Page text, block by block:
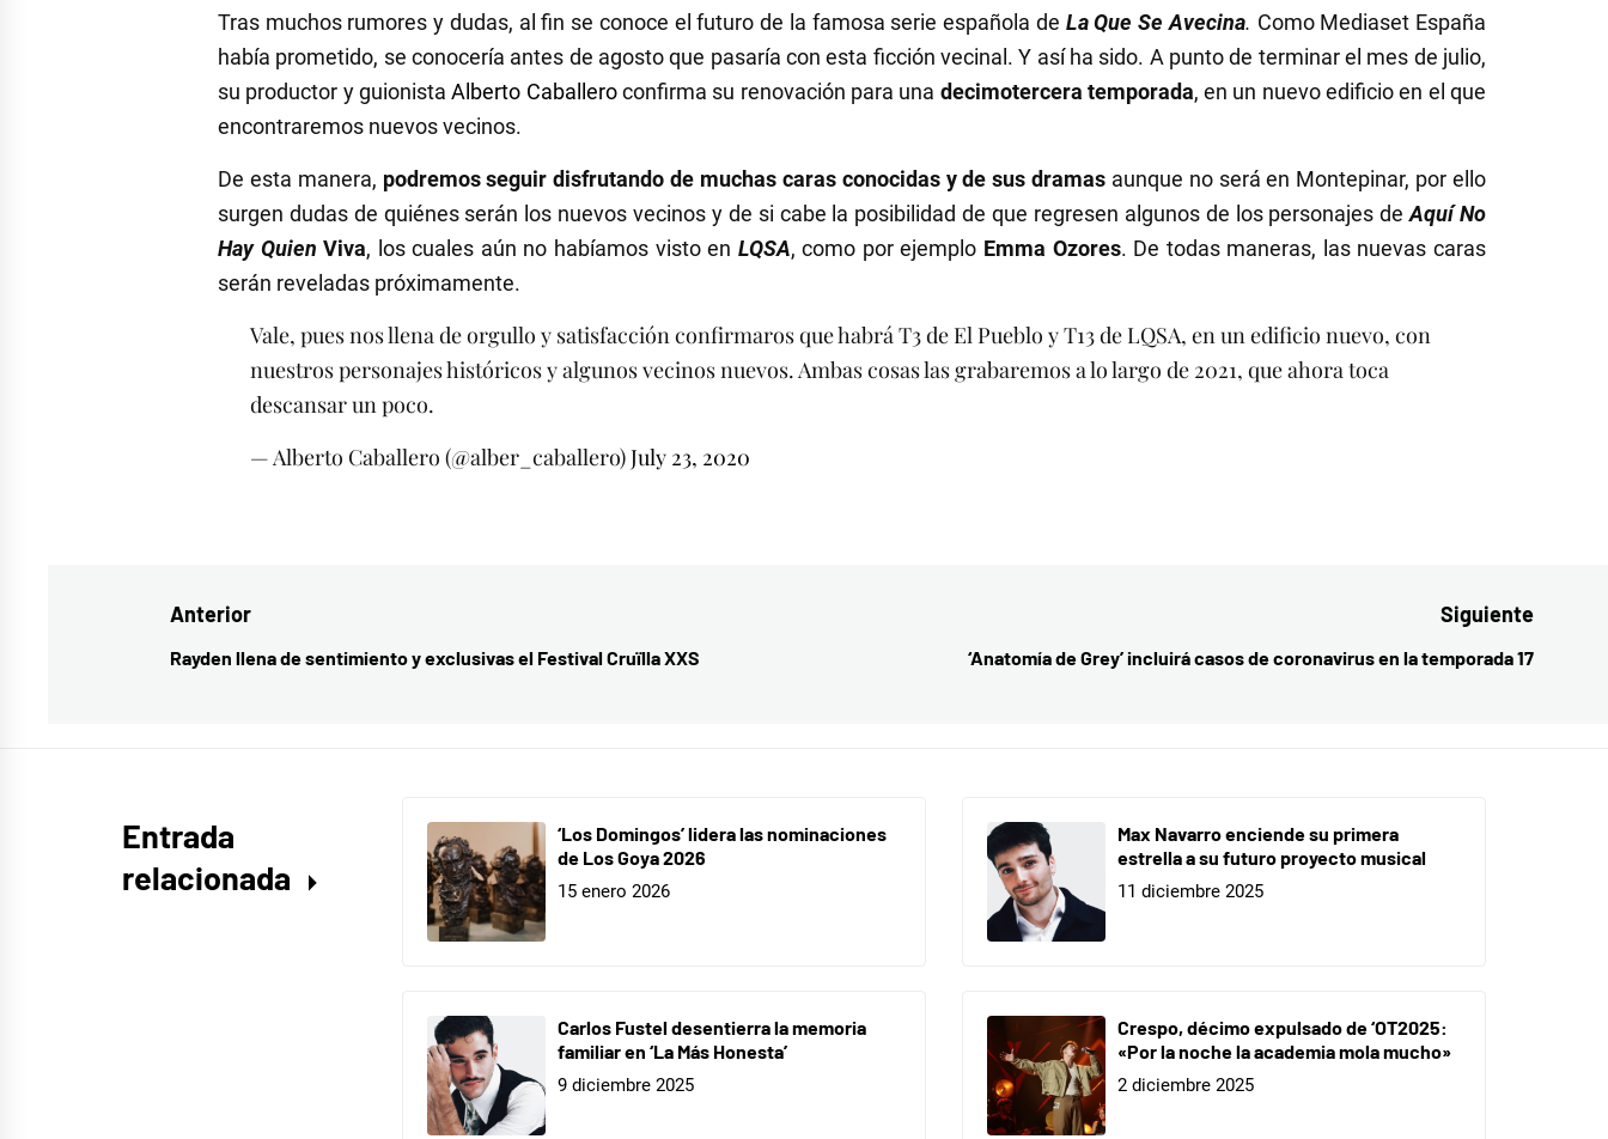
Tras muchos rumores y dudas, al fin se conoce el futuro de la famosa serie española de La Que Se Avecina. Como Mediaset España
había prometido, se conocería antes de agosto que pasaría con esta ficción vecinal. Y así ha sido. A punto de terminar el mes de julio,
su productor y guionistaAlberto Caballeroconfirma su renovación para una decimotercera temporada, en un nuevo edificio en el que
encontraremos nuevos vecinos.
De esta manera, podremos seguir disfrutando de muchas caras conocidas y de sus dramas aunque no será en Montepinar, por ello
surgen dudas de quiénes serán los nuevos vecinos y de si cabe la posibilidad de que regresen algunos de los personajes deAquí No
Hay Quien Viva, los cuales aún no habíamos visto en LQSA, como por ejemplo Emma Ozores. De todas maneras, las nuevas caras
serán reveladas próximamente.
Vale, pues nos llena de orgullo y satisfacción confirmaros que habrá T3 de El Pueblo y T13 de LQSA, en un edificio nuevo, con
nuestros personajes históricos y algunos vecinos nuevos. Ambas cosas las grabaremos a lo largo de 2021, que ahora toca
descansar un poco.
— Alberto Caballero (@alber_caballero)July 23, 2020
Caballero
ANHQV,
que
Navegación
de
Anterior
Entrada
Rayden llena de sentimiento y exclusivas el Festival Cruïlla XXS
Siguiente
Entrada
‘Anatomía de Grey’ incluirá casos de coronavirus en la temporada 17
Entrada
relacionada
‘Los Domingos’ lidera las nominaciones
de Los Goya 2026
15 enero 2026
Max Navarro enciende su primera
estrella a su futuro proyecto musical
11 diciembre 2025
Carlos Fustel desentierra la memoria
familiar en ‘La Más Honesta’
9 diciembre 2025
Crespo, décimo expulsado de ‘OT2025:
«Por la noche la academia mola mucho»
2 diciembre 2025